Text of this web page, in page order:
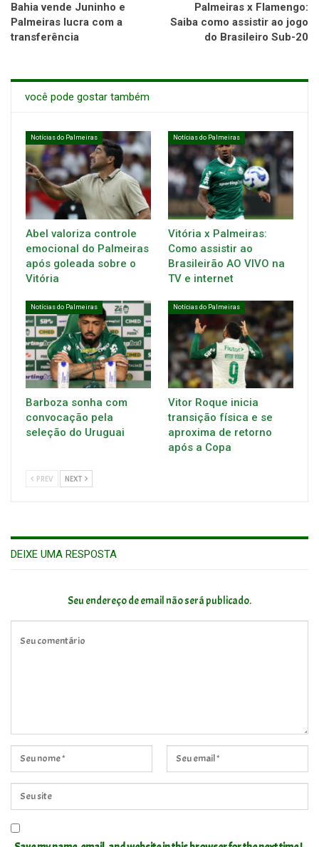
Bahia vende Juninho e
Palmeiras lucra com a
transferência
Palmeiras x Flamengo:
Saiba como assistir ao jogo
do Brasileiro Sub-20
você pode gostar também
Notícias do Palmeiras
Abel valoriza controle
emocional do Palmeiras
após goleada sobre o
Vitória
Notícias do Palmeiras
Vitória x Palmeiras:
Como assistir ao
Brasileirão AO VIVO na
TV e internet
Notícias do Palmeiras
Barboza sonha com
convocação pela
seleção do Uruguai
Notícias do Palmeiras
Vitor Roque inicia
transição física e se
aproxima de retorno
após a Copa
PREV NEXT
DEIXE UMA RESPOSTA
Seu endereço de email não será publicado.